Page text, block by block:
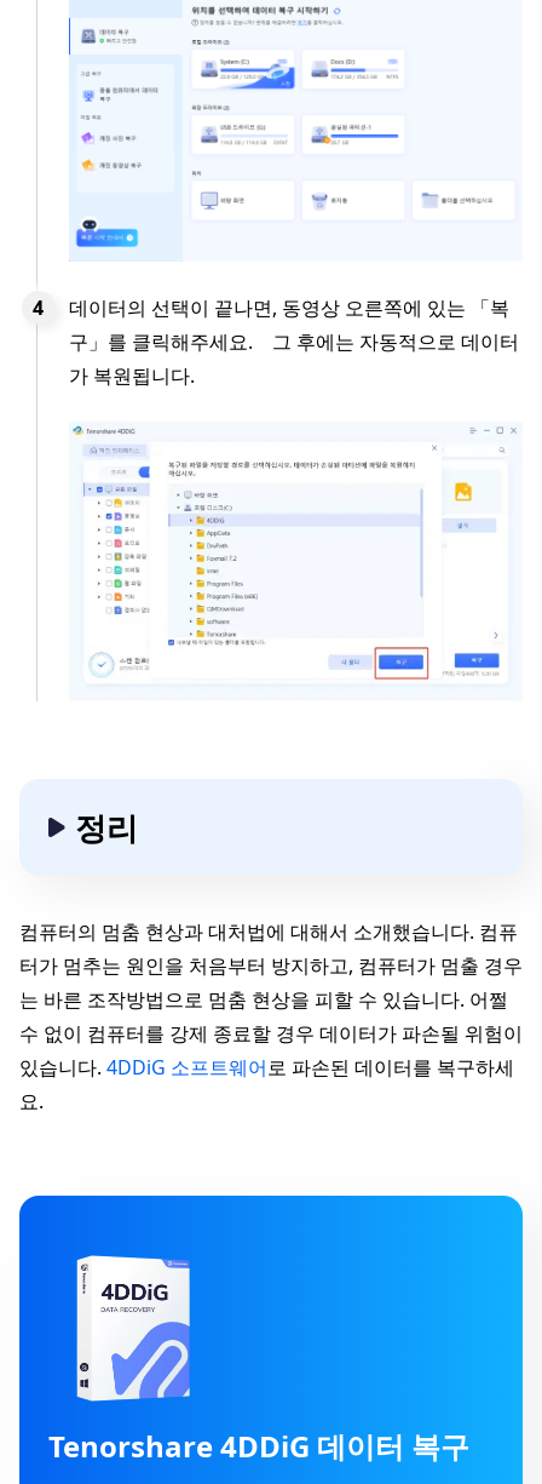
데이터의 선택이 끝나면, 동영상 오른쪽에 있는 「복
구」를 클릭해주세요. 그 후에는 자동적으로 데이터
가 복원됩니다.
정리
컴퓨터의 멈춤 현상과 대처법에 대해서 소개했습니다. 컴퓨
터가 멈추는 원인을 처음부터 방지하고, 컴퓨터가 멈출 경우
는 바른 조작방법으로 멈춤 현상을 피할 수 있습니다. 어쩔
수 없이 컴퓨터를 강제 종료할 경우 데이터가 파손될 위험이
있습니다. 4DDiG 소프트웨어로 파손된 데이터를 복구하세
요.
Tenorshare 4DDiG 데이터 복구